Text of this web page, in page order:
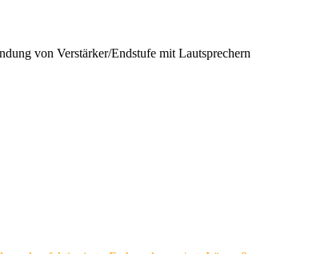
von Verstärker/Endstufe mit Lautsprechern